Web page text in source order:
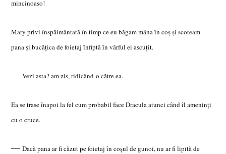
mincinoaso!
Mary privi înspăimântată în timp ce eu băgam mâna în coş şi scoteam
pana şi bucăţica de foietaj înfiptă în vârful ei ascuţit.
—Vezi asta? am zis, ridicând o către ea.
Ea se trase înapoi la fel cum probabil face Dracula atunci când îl ameninţi
cu o cruce.
—Dacă pana ar fi căzut pe foietaj în coşul de gunoi, nu ar fi lipită de